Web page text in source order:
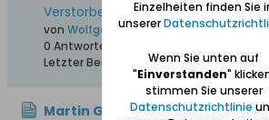
Verstorbenen aus "Unser Danzig"
von Wolfgang
0 Antworten
Letzter Beitrag
12.04.2008, 17:43
Martin Gnoyke oo Anna Maria
Einzelheiten finden Sie
unserer
Wenn Sie unten auf
"Einverstanden"
stimmen Sie unserer
Datenschutzrichtlinie